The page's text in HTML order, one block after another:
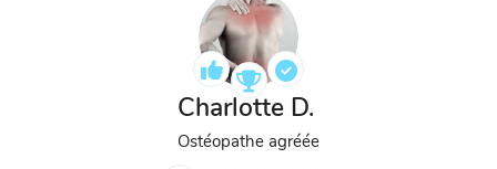
Charlotte D.
Ostéopathe agréée